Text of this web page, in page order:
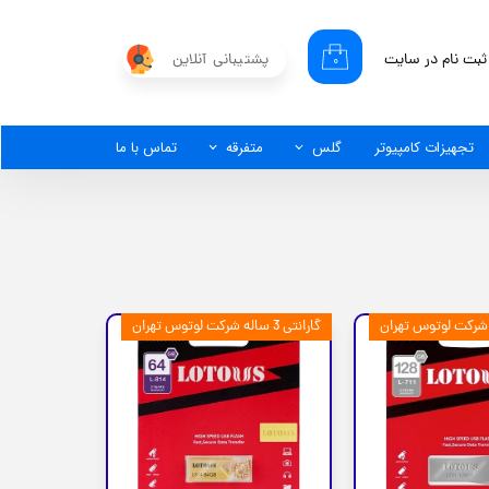
پشتیبانی آنلاین ۰ ثبت نام در سایت
تجهیزات کامپیوتر گلس متفرقه تماس با ما
گارانتی 3 ساله شرکت لوتوس تهران